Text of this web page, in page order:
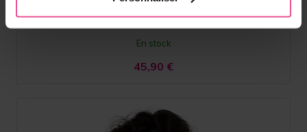
En stock
45,90 €